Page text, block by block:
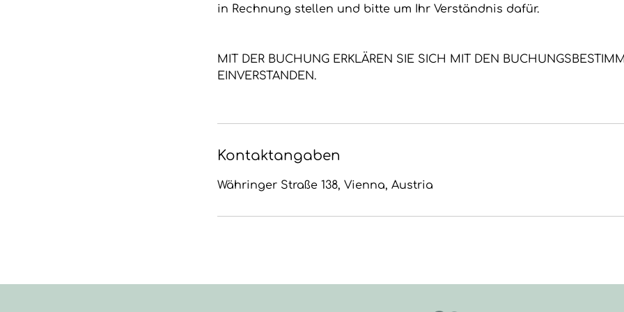
in Rechnung stellen und bitte um Ihr Verständnis dafür.
MIT DER BUCHUNG ERKLÄREN SIE SICH MIT DEN
EINVERSTANDEN.
Kontaktangaben
Währinger Straße 138, Vienna, Austria